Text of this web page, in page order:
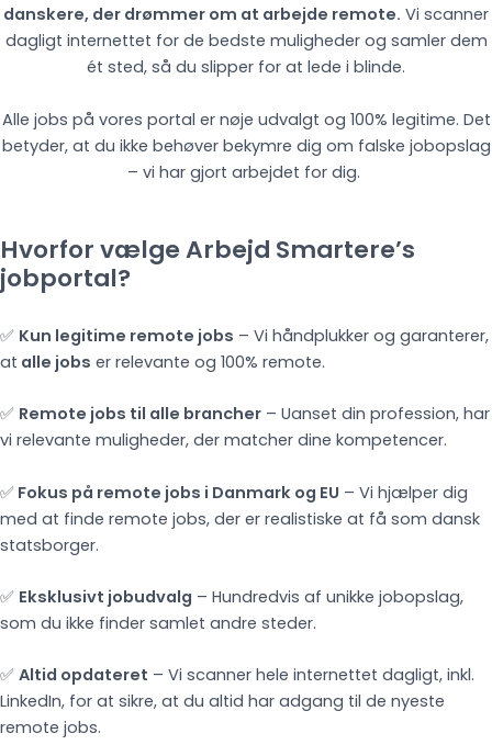
danskere, der drømmer om at arbejde remote. Vi scanner
dagligt internettet for de bedste muligheder og samler dem
ét sted, så du slipper for at lede i blinde.
Alle jobs på vores portal er nøje udvalgt og 100% legitime. Det
betyder, at du ikke behøver bekymre dig om falske jobopslag
– vi har gjort arbejdet for dig.
Hvorfor vælge Arbejd Smartere’s
jobportal?
✅ Kun legitime remote jobs – Vi håndplukker og garanterer,
at alle jobs er relevante og 100% remote.
✅ Remote jobs til alle brancher – Uanset din profession, har
vi relevante muligheder, der matcher dine kompetencer.
✅ Fokus på remote jobs i Danmark og EU – Vi hjælper dig
med at finde remote jobs, der er realistiske at få som dansk
statsborger.
✅ Eksklusivt jobudvalg – Hundredvis af unikke jobopslag,
som du ikke finder samlet andre steder.
✅ Altid opdateret – Vi scanner hele internettet dagligt, inkl.
LinkedIn, for at sikre, at du altid har adgang til de nyeste
remote jobs.